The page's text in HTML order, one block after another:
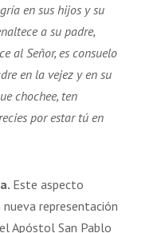
en sus hijos y su
a su padre,
al Señor, es consuelo
en la vejez y en su
chochee, ten
por estar tú en
Este aspecto
representación
Apóstol San Pablo